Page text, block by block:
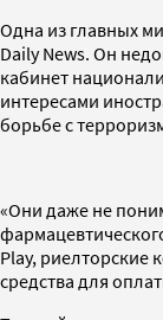
Одна из главных
Daily News. Он
кабинет
интересами
борьбе с
«Они даже не
Play,
средства для